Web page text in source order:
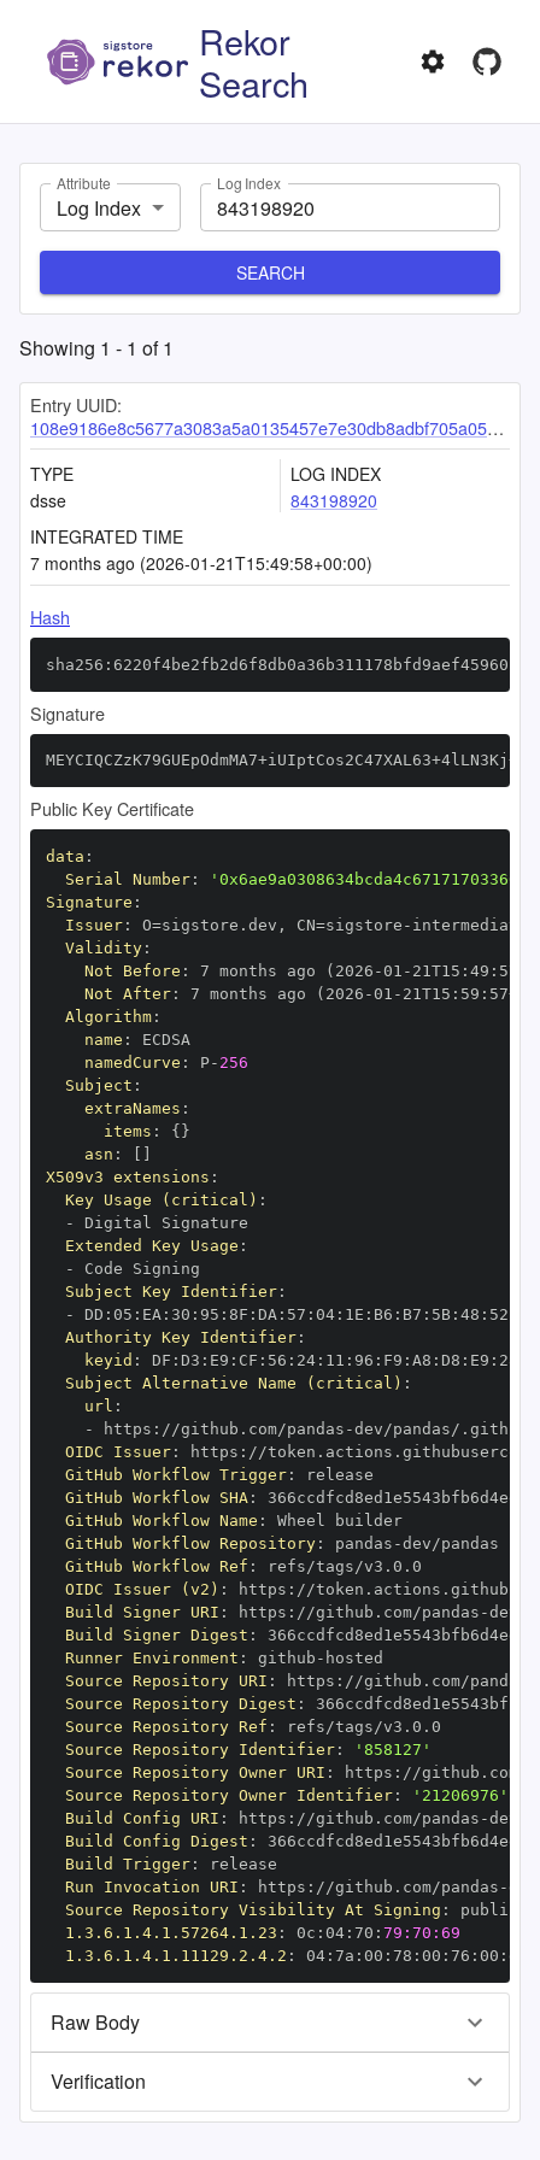
Rekor
Search
Attribute
Log Index
Log Index
SEARCH
Showing 1 - 1 of1
Entry UUID:
108e9186e8c5677a3083a5a0135457e7e30db8adbf705a05ee454aeac3799824b2e8209c06ac2b19
TYPE
dsse
LOG INDEX
843198920
INTEGRATED TIME
7 months ago (2026-01-21T15:49:58+00:00)
Hash
Signature
Public Key Certificate
data :
Serial Number:
Signature :
Issuer: O=sigstore.dev , CN=sigstore -
Validity:
Not Before : 7 months ago (2026 -01 - 21T15 : 49 :
Not After: 7 months ago (2026 -01 - 21T15 : 59 : 57+00
Algorithm:
name :
namedCurve : P- 256
Subject :
extraNames :
items : { }
asn :
X509v3 extensions :
Key Usage (critical) :
-
Extended Key Usage :
-
Subject Key Identifier:
-
DD : 05 : EA : 30 : 95 : 8F : DA : 57 : 04: 1E : B6 : B7 : 5B: 48 : 52
Authority Key Identifier:
keyid : DF : D3 : E9 : CF : 56 : 24: 11 : 96 : F9 : A8 : D8 : E9 : 28
Subject Alternative Name (critical) :
url :
-
https : //github.com/pandas -
OIDC Issuer: https :
GitHub Workflow Trigger:
GitHub Workflow SHA:
GitHub Workflow Name :
Wheel builder
GitHub Workflow Repository: pandas -
GitHub Workflow Ref :
OIDC Issuer (v2) : https :
Build Signer URI : https : //github.com/pandas -
Build Signer Digest :
Runner Environment : github -
Source Repository URI : https : //github.com/pandas
Source Repository Digest :
Source Repository Ref :
Source Repository Identifier:
'858127'
Source Repository Owner URI : https : //github.com/
Source Repository Owner Identifier:
'21206976'
Build Config URI : https : //github.com/pandas -
Build Config Digest :
Build Trigger:
Run Invocation URI : https : //github.com/pandas -
Source Repository Visibility At Signing :
1.3.6.1.4.1.57264.1.23 : 0c : 04: 70 : 79:70:69
1.3.6.1.4.1.11129.2.4.2 : 04: 7a : 00 : 78 : 00 : 76 : 00 : dd
Raw Body
Verification